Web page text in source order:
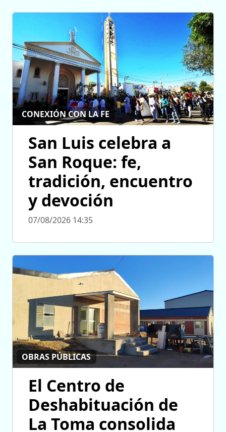
CONEXIÓN CON LA FE
San Luis celebra a
San Roque: fe,
tradición, encuentro
y devoción
07/08/2026 14:35
OBRAS PÚBLICAS
El Centro de
Deshabituación de
La Toma consolida